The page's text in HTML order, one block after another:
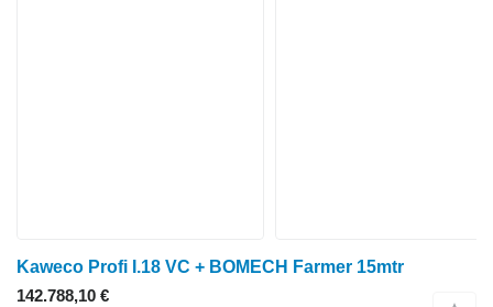
Kaweco Profi I.18 VC + BOMECH Farmer 15mtr
142.788,10 €